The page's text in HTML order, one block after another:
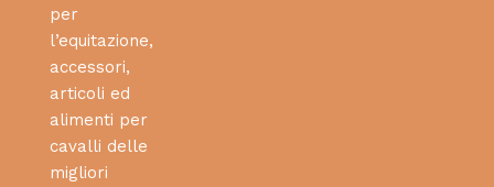
per
l’equitazione,
accessori,
articoli ed
alimenti per
cavalli delle
migliori